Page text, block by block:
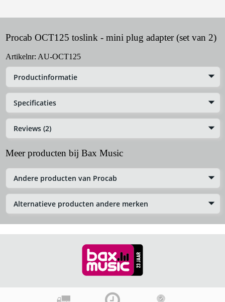
Procab OCT125 toslink - mini plug adapter (set van 2)
Artikelnr: AU-OCT125
Productinformatie
Specificaties
Reviews (2)
Meer producten bij Bax Music
Andere producten van Procab
Alternatieve producten andere merken